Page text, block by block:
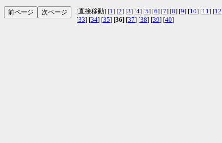
[直接移動] [1 ] [2] [3] [4] [5] [6] [7] [8] [9] [10] [11 ] [12
[33] [34] [35] [36] [37] [38] [39] [40]